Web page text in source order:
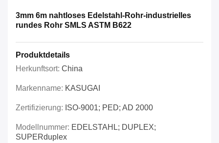
3mm 6m nahtloses Edelstahl-Rohr-industrielles
rundes Rohr SMLS ASTM B622
Produktdetails
Herkunftsort: China
Markenname: KASUGAI
Zertifizierung: ISO-9001; PED; AD 2000
Modellnummer: EDELSTAHL; DUPLEX;
SUPERduplex